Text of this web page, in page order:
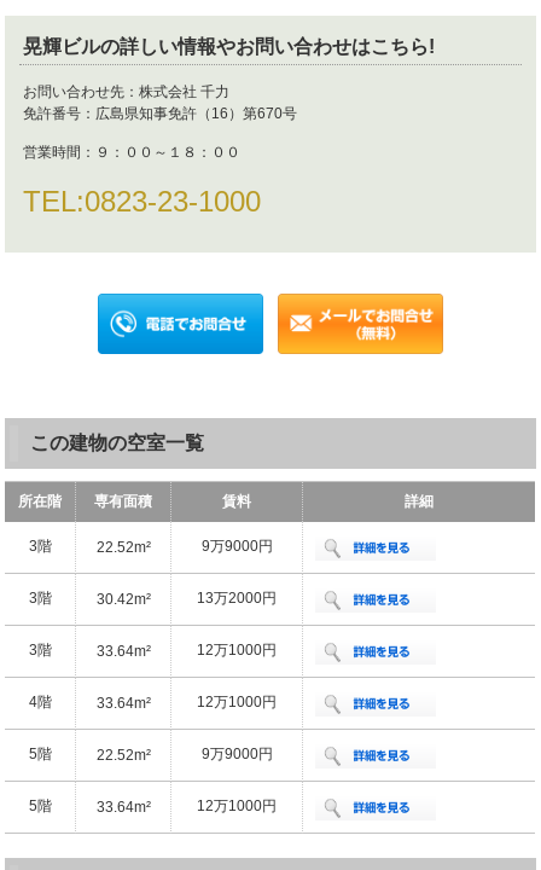
晃輝ビルの詳しい情報やお問い合わせはこちら!
お問い合わせ先： 株式会社 千力
免許番号： 広島県知事免許（16）第670号
営業時間： ９：００～１８：００
TEL:0823-23-1000
この建物の空室一覧
所在階 専有面積 賃料 詳細
3階 22.52m² 9万9000円
3階 30.42m² 13万2000円
3階 33.64m² 12万1000円
4階 33.64m² 12万1000円
5階 22.52m² 9万9000円
5階 33.64m² 12万1000円